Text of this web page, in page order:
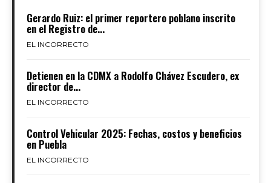
Gerardo Ruiz: el primer reportero poblano inscrito
en el Registro de...
EL INCORRECTO
Detienen en la CDMX a Rodolfo Chávez Escudero, ex
director de...
EL INCORRECTO
Control Vehicular 2025: Fechas, costos y beneficios
en Puebla
EL INCORRECTO